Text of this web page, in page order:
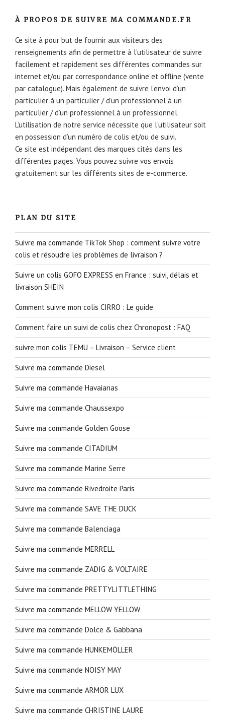
À PROPOS DE SUIVRE MA COMMANDE.FR
Ce site à pour but de fournir aux visiteurs des
renseignements afin de permettre à l’utilisateur de suivre
facilement et rapidement ses différentes commandes sur
internet et/ou par correspondance online et offline (vente
par catalogue). Mais également de suivre l’envoi d’un
particulier à un particulier / d’un professionnel à un
particulier / d’un professionnel à un professionnel.
L’utilisation de notre service nécessite que l’utilisateur soit
en possession d’un numéro de colis et/ou de suivi.
Ce site est indépendant des marques cités dans les
différentes pages. Vous pouvez suivre vos envois
gratuitement sur les différents sites de e-commerce.
PLAN DU SITE
Suivre ma commande TikTok Shop : comment suivre votre
colis et résoudre les problèmes de livraison ?
Suivre un colis GOFO EXPRESS en France : suivi, délais et
livraison SHEIN
Comment suivre mon colis CIRRO : Le guide
Comment faire un suivi de colis chez Chronopost : FAQ
suivre mon colis TEMU – Livraison – Service client
Suivre ma commande Diesel
Suivre ma commande Havaianas
Suivre ma commande Chaussexpo
Suivre ma commande Golden Goose
Suivre ma commande CITADIUM
Suivre ma commande Marine Serre
Suivre ma commande Rivedroite Paris
Suivre ma commande SAVE THE DUCK
Suivre ma commande Balenciaga
Suivre ma commande MERRELL
Suivre ma commande ZADIG & VOLTAIRE
Suivre ma commande PRETTYLITTLETHING
Suivre ma commande MELLOW YELLOW
Suivre ma commande Dolce & Gabbana
Suivre ma commande HUNKEMÖLLER
Suivre ma commande NOISY MAY
Suivre ma commande ARMOR LUX
Suivre ma commande CHRISTINE LAURE